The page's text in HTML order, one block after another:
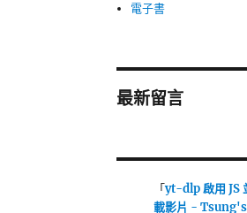
電子書
最新留言
「yt-dlp 啟用 JS
載影片 -